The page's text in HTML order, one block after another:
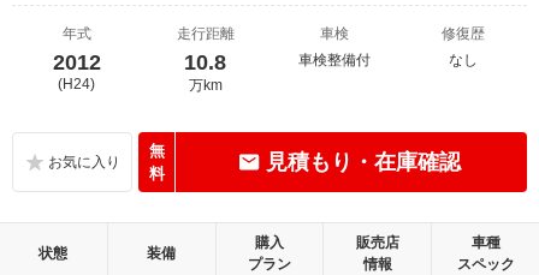
年式
2012
(H24)
走行距離
10.8
万km
車検
車検整備付
修復歴
なし
無
料
見積もり・在庫確認
状態 装備
購入
プラン
販売店
情報
車種
スペック